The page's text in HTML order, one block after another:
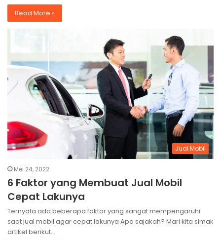
Read More »
Jual Mobil
Mei 24, 2022
6 Faktor yang Membuat Jual Mobil
Cepat Lakunya
Ternyata ada beberapa faktor yang sangat mempengaruhi
saat jual mobil agar cepat lakunya Apa sajakah? Mari kita simak
artikel berikut…